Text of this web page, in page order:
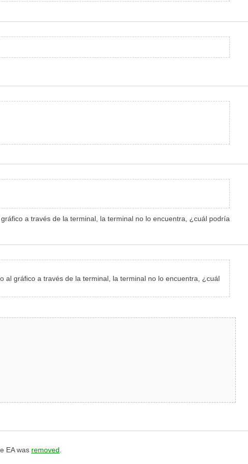
a través de la terminal, la terminal no lo encuentra, ¿cuál podría
al gráfico a través de la terminal, la terminal no lo encuentra, ¿cuál
EA was removed